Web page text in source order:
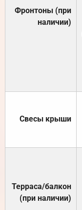
Фронтоны (при
наличии)
Свесы крыши
Терраса/балкон
(при наличии)